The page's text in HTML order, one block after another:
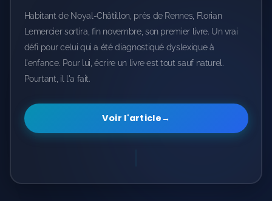
Habitant de Noyal-Châtillon, près de Rennes, Florian
Lemercier sortira, fin novembre, son premier livre. Un vrai
défi pour celui qui a été diagnostiqué dyslexique à
l'enfance. Pour lui, écrire un livre est tout sauf naturel.
Pourtant, il l'a fait.
Voir l'article→